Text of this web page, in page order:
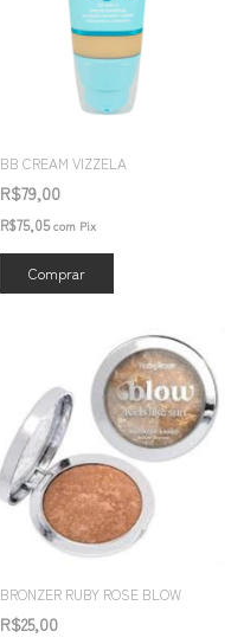
BB CREAM VIZZELA
R$79,00
R$75,05com Pix
Comprar
BRONZER RUBY ROSE BLOW
R$25,00